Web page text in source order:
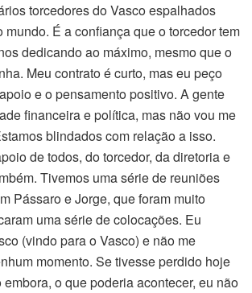
torcedores do Vasco espalhados
É a confiança que o torcedor tem
dedicando ao máximo, mesmo que o
Meu contrato é curto, mas eu peço
e o pensamento positivo. A gente
financeira e política, mas não vou me
blindados com relação a isso.
de todos, do torcedor, da diretoria e
Tivemos uma série de reuniões
Pássaro e Jorge, que foram muito
uma série de colocações. Eu
(vindo para o Vasco) e não me
momento. Se tivesse perdido hoje
o que poderia acontecer, eu não